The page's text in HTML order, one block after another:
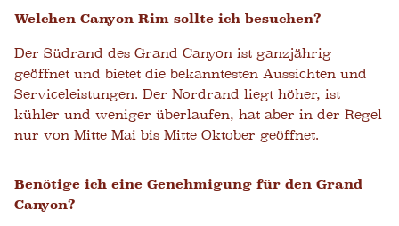
Welchen Canyon Rim sollte ich besuchen?
Der Südrand des Grand Canyon ist ganzjährig
geöffnet und bietet die bekanntesten Aussichten und
Serviceleistungen. Der Nordrand liegt höher, ist
kühler und weniger überlaufen, hat aber in der Regel
nur von Mitte Mai bis Mitte Oktober geöffnet.
Benötige ich eine Genehmigung für den Grand
Canyon?